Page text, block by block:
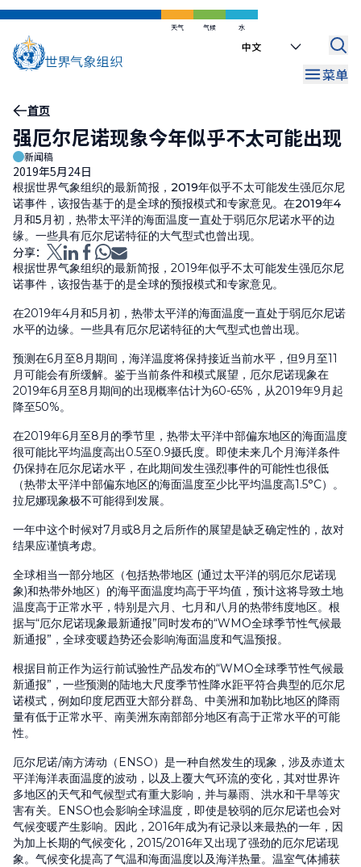
跳
天气 气候 水
Select
菜单
面
包
屑
首页
强厄尔尼诺现象今年似乎不太可能出现
新闻稿
2019年5月24日
根据世界气象组织的最新简报，2019年似乎不太可能发生强厄尔尼
诺事件，该报告基于的是全球的预报模式和专家意见。在2019年4
月和5月初，热带太平洋的海面温度一直处于弱厄尔尼诺水平的边
缘。一些具有厄尔尼诺特征的大气型式也曾出现。
分享：
根据世界气象组织的最新简报，2019年似乎不太可能发生强厄尔尼
诺事件，该报告基于的是全球的预报模式和专家意见。
在2019年4月和5月初，热带太平洋的海面温度一直处于弱厄尔尼诺
水平的边缘。一些具有厄尔尼诺特征的大气型式也曾出现。
预测在6月至8月期间，海洋温度将保持接近当前水平，但9月至11
月可能会有所缓解。鉴于当前条件和模式展望，厄尔尼诺现象在
2019年6月至8月期间的出现概率估计为60-65%，从2019年9月起
降至50%。
在2019年6月至8月的季节里，热带太平洋中部偏东地区的海面温度
很可能比平均温度高出0.5至0.9摄氏度。即使未来几个月海洋条件
仍保持在厄尔尼诺水平，在此期间发生强烈事件的可能性也很低
（热带太平洋中部偏东地区的海面温度至少比平均温度高1.5°C）。
拉尼娜现象极不可能得到发展。
一年中这个时候对7月或8月之后所作的展望是缺乏确定性的，故对
结果应谨慎考虑。
全球相当一部分地区（包括热带地区 (通过太平洋的弱厄尔尼诺现
象)和热带外地区）的海平面温度均高于平均值，预计这将导致土地
温度高于正常水平，特别是六月、七月和八月的热带纬度地区。根
据与“厄尔尼诺现象最新通报”同时发布的“WMO全球季节性气候最
新通报”，全球变暖趋势还会影响海面温度和气温预报。
根据目前正作为运行前试验性产品发布的“WMO全球季节性气候最
新通报”，一些预测的陆地大尺度季节性降水距平符合典型的厄尔尼
诺模式，例如印度尼西亚大部分群岛、中美洲和加勒比地区的降雨
量有低于正常水平、南美洲东南部部分地区有高于正常水平的可能
性。
厄尔尼诺/南方涛动（ENSO）是一种自然发生的现象，涉及赤道太
平洋海洋表面温度的波动，以及上覆大气环流的变化，其对世界许
多地区的天气和气候型式有重大影响，并与暴雨、洪水和干旱等灾
害有关。ENSO也会影响全球温度，即使是较弱的厄尔尼诺也会对
气候变暖产生影响。因此，2016年成为有记录以来最热的一年，因
为加上长期的气候变化，2015/2016年又出现了强劲的厄尔尼诺现
象。气候变化提高了气温和海面温度以及海洋热量。温室气体捕获